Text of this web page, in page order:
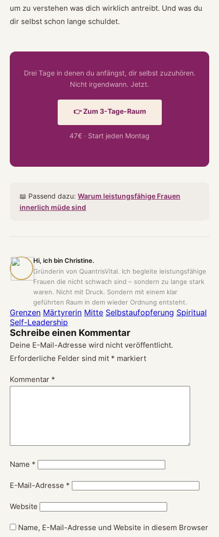
um zu verstehen was dich wirklich antreibt. Und was du
dir selbst schon lange schuldet.
Drei Tage in denen du anfängst, dir selbst zuzuhören.
Nicht irgendwann. Jetzt.
👉 Zum 3-Tage-Raum
47€ · Start jeden Montag
📖 Passend dazu: Warum leistungsfähige Frauen
innerlich müde sind
Hi, ich bin Christine.
Gründerin von QuantrisVital. Ich begleite leistungsfähige
Frauen die nicht schwach sind – sondern zu lange stark
waren. Nicht mit Druck. Sondern mit einem klar
geführten Raum in dem wieder Ordnung entsteht.
Grenzen Märtyrerin Mitte Selbstaufopferung Spiritual
Self-Leadership
Schreibe einen Kommentar
Deine E-Mail-Adresse wird nicht veröffentlicht.
Erforderliche Felder sind mit * markiert
Kommentar *
Name *
E-Mail-Adresse *
Website
Name, E-Mail-Adresse und Website in diesem Browser